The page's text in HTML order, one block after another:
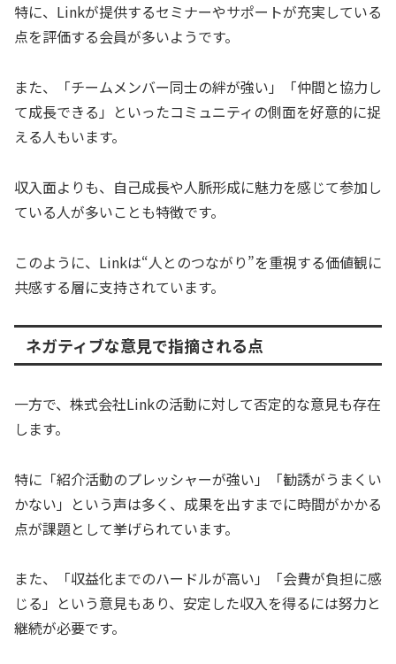
特に、Linkが提供するセミナーやサポートが充実している
点を評価する会員が多いようです。
また、「チームメンバー同士の絆が強い」「仲間と協力し
て成長できる」といったコミュニティの側面を好意的に捉
える人もいます。
収入面よりも、自己成長や人脈形成に魅力を感じて参加し
ている人が多いことも特徴です。
このように、Linkは“人とのつながり”を重視する価値観に
共感する層に支持されています。
ネガティブな意見で指摘される点
一方で、株式会社Linkの活動に対して否定的な意見も存在
します。
特に「紹介活動のプレッシャーが強い」「勧誘がうまくい
かない」という声は多く、成果を出すまでに時間がかかる
点が課題として挙げられています。
また、「収益化までのハードルが高い」「会費が負担に感
じる」という意見もあり、安定した収入を得るには努力と
継続が必要です。